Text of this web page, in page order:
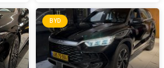
BYD
MERCEDES BENZ